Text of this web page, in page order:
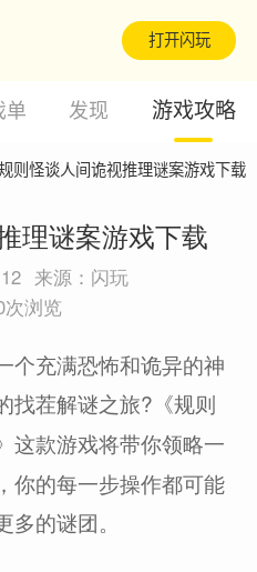
打开闪玩
单 发现 游戏攻略
则怪谈人间诡视推理谜案游戏下载
理谜案游戏下载
来源：闪玩
次浏览
充满恐怖和诡异的神
找茬解谜之旅? 《规则
这款游戏将带你领略一
你的每一步操作都可能
的谜团。